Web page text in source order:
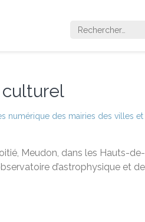
culturel
numérique des mairies des villes et
Meudon, dans les Hauts-de-
d’astrophysique et